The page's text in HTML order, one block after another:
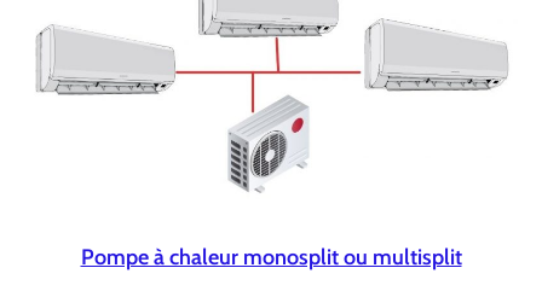
Pompe à chaleur monosplit ou multisplit